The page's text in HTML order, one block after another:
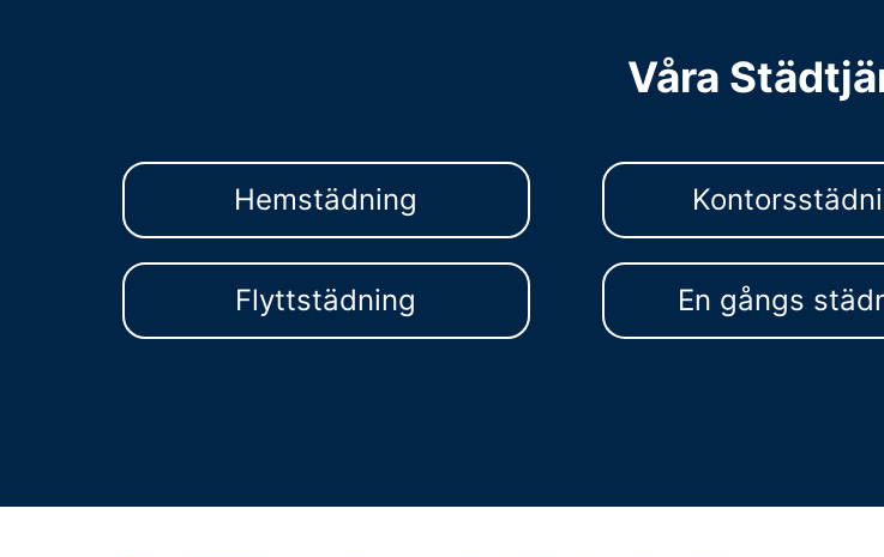
Våra
Hemstädning
Flyttstädning En gångs